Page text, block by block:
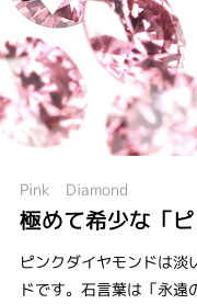
Pink Diamond
極めて希少な「
ピンクダイヤモンドは淡
ドです。石言葉は「永遠